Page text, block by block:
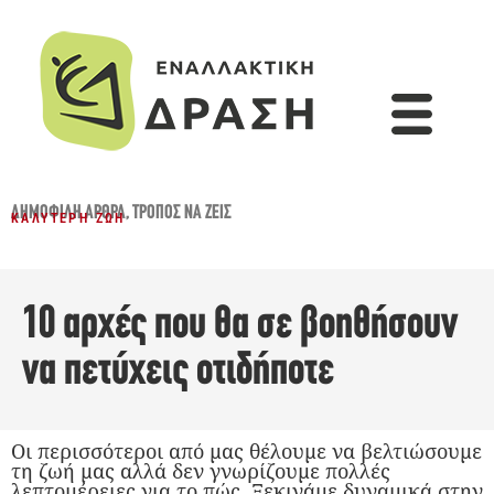
ΔΗΜΟΦΙΛΉ ΆΡΘΡΑ,ΤΡΌΠΟΣ ΝΑ ΖΕΙΣ
ΚΑΛΎΤΕΡΗ ΖΩΉ
10 αρχές που θα σε βοηθήσουν
να πετύχεις οτιδήποτε
Οι περισσότεροι από μας θέλουμε να βελτιώσουμε
τη ζωή μας αλλά δεν γνωρίζουμε πολλές